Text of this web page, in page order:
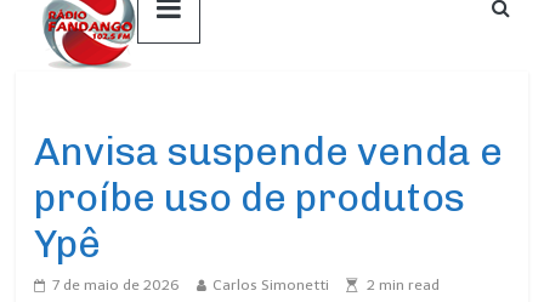
Anvisa suspende venda e
proíbe uso de produtos
Ypê
7 de maio de 2026 Carlos Simonetti 2 min read